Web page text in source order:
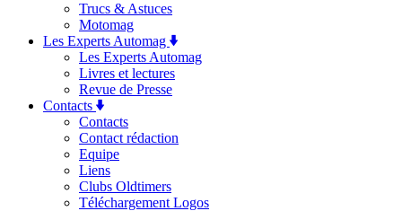
Trucs & Astuces
Motomag
Les Experts Automag
Les Experts Automag
Livres et lectures
Revue de Presse
Contacts
Contacts
Contact rédaction
Equipe
Liens
Clubs Oldtimers
Téléchargement Logos